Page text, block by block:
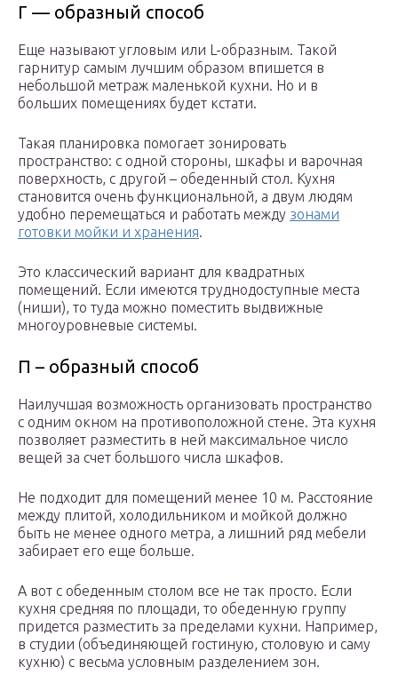
Г — образный способ
Еще называют угловым или L-образным. Такой
гарнитур самым лучшим образом впишется в
небольшой метраж маленькой кухни. Но и в
больших помещениях будет кстати.
Такая планировка помогает зонировать
пространство: с одной стороны, шкафы и варочная
поверхность, с другой – обеденный стол. Кухня
становится очень функциональной, а двум людям
удобно перемещаться и работать между зонами
готовки мойки и хранения.
Это классический вариант для квадратных
помещений. Если имеются труднодоступные места
(ниши), то туда можно поместить выдвижные
многоуровневые системы.
П – образный способ
Наилучшая возможность организовать пространство
с одним окном на противоположной стене. Эта кухня
позволяет разместить в ней максимальное число
вещей за счет большого числа шкафов.
Не подходит для помещений менее 10 м. Расстояние
между плитой, холодильником и мойкой должно
быть не менее одного метра, а лишний ряд мебели
забирает его еще больше.
А вот с обеденным столом все не так просто. Если
кухня средняя по площади, то обеденную группу
придется разместить за пределами кухни. Например,
в студии (объединяющей гостиную, столовую и саму
кухню) с весьма условным разделением зон.